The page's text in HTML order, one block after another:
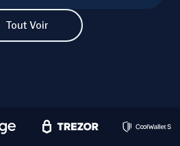
Tout Voir